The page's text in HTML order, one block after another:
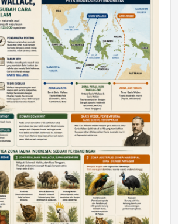
DAERAH
Astra Motor Kalimantan Timur 2 Dukung
Mahasiswa Samarinda dalam Astra
Honda SDGs Future Leaders 2026
Jumat, 10 Jul 2026 19:01